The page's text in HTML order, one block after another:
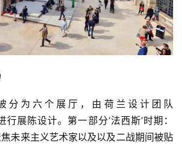
分为六个展厅，由荷兰设计团队
展陈设计。第一部分‘法西斯’时期：
未来主义艺术家以及以及二战期间被贴